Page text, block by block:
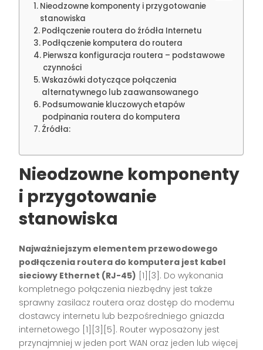
Nieodzowne komponenty i przygotowanie
stanowiska
Podłączenie routera do źródła Internetu
Podłączenie komputera do routera
Pierwsza konfiguracja routera – podstawowe
czynności
Wskazówki dotyczące połączenia
alternatywnego lub zaawansowanego
Podsumowanie kluczowych etapów
podpinania routera do komputera
Źródła:
Nieodzowne komponenty
i przygotowanie
stanowiska
Najważniejszym elementem przewodowego
podłączenia routera do komputera jest kabel
sieciowy Ethernet (RJ-45) [1][3] . Do wykonania
kompletnego połączenia niezbędny jest także
sprawny zasilacz routera oraz dostęp do modemu
dostawcy internetu lub bezpośredniego gniazda
internetowego [1][3][5] . Router wyposażony jest
przynajmniej w jeden port WAN oraz jeden lub więcej